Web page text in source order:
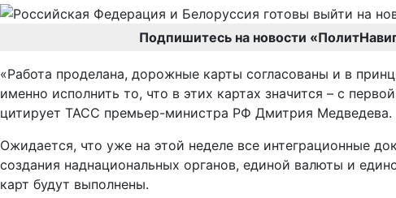
Подпишитесь на новости
«Работа проделана, дорожные карты согласованы и в
именно исполнить то, что в этих картах значится – с
цитирует ТАСС премьер-министра РФ Дмитрия Медведева.
Ожидается, что уже на этой неделе все интеграционные
создания наднациональных органов, единой валюты и
карт будут выполнены.